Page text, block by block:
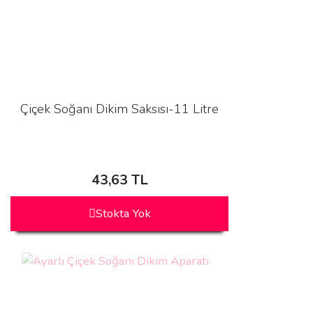
Çiçek Soğanı Dikim Saksısı-11 Litre
43,63 TL
Stokta Yok